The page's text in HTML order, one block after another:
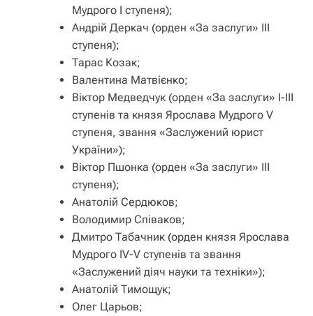
Мудрого I ступеня);
Андрій Деркач (орден «За заслуги» ІІІ
ступеня);
Тарас Козак;
Валентина Матвієнко;
Віктор Медведчук (орден «За заслуги» І-ІІІ
ступенів та князя Ярослава Мудрого V
ступеня, звання «Заслужений юрист
України»);
Віктор Пшонка (орден «За заслуги» ІІІ
ступеня);
Анатолій Сердюков;
Володимир Співаков;
Дмитро Табачник (орден князя Ярослава
Мудрого IV-V ступенів та звання
«Заслужений діяч науки та техніки»);
Анатолій Тимощук;
Олег Царьов;